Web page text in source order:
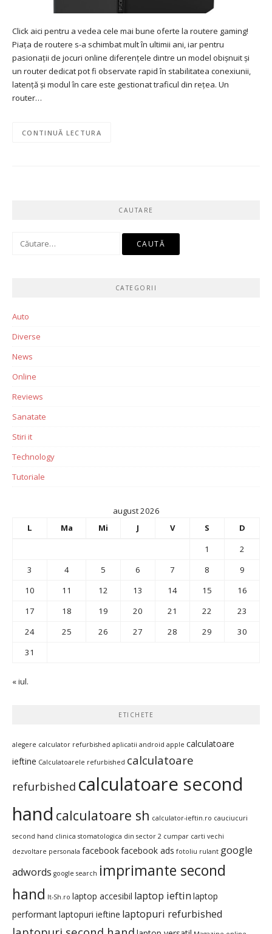
Click aici pentru a vedea cele mai bune oferte la routere gaming!
Piața de routere s-a schimbat mult în ultimii ani, iar pentru
pasionații de jocuri online diferențele dintre un model obișnuit și
un router dedicat pot fi observate rapid în stabilitatea conexiunii,
latență și modul în care este gestionat traficul din rețea. Un
router…
CONTINUĂ LECTURA
CAUTARE
Caută
CATEGORII
Auto
Diverse
News
Online
Reviews
Sanatate
Stiri it
Technology
Tutoriale
august 2026
L
Ma Mi J V S
D
1
2
3
4 5 6 7 8
9
10
11 12 13 14 15
16
17
18 19 20 21 22
23
24
25 26 27 28 29
30
31
« iul.
ETICHETE
alegere calculator refurbished aplicatii android apple calculatoare
ieftine Calculatoarele refurbished calculatoare
refurbished calculatoare second
hand calculatoare sh calculator-ieftin.ro cauciucuri
second hand clinica stomatologica din sector 2 cumpar carti vechi
dezvoltare personala facebookfacebook ads fotoliu rulant google
adwords google search imprimante second
hand It-Sh.ro laptop accesibil laptop ieftin laptop
performantlaptopuri ieftine laptopuri refurbished